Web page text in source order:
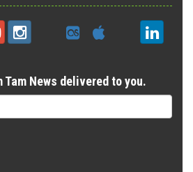
Tam News delivered to you.